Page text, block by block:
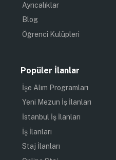
Ayrıcalıklar
Blog
Öğrenci Kulüpleri
Popüler İlanlar
İşe Alım Programları
Yeni Mezun İş İlanları
İstanbul İş İlanları
İş İlanları
Staj İlanları